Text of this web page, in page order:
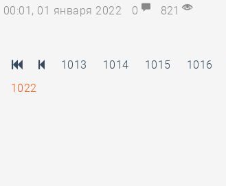
00:01, 01 января 2022
0 821
1013 1014 1015 1016
1022